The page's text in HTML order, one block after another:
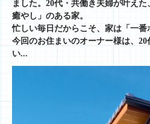
ました。20代・共働き夫婦が叶え
癒やし」のある家。
忙しい毎日だからこそ、家は「一番
今回のお住まいのオーナー様は、
い...